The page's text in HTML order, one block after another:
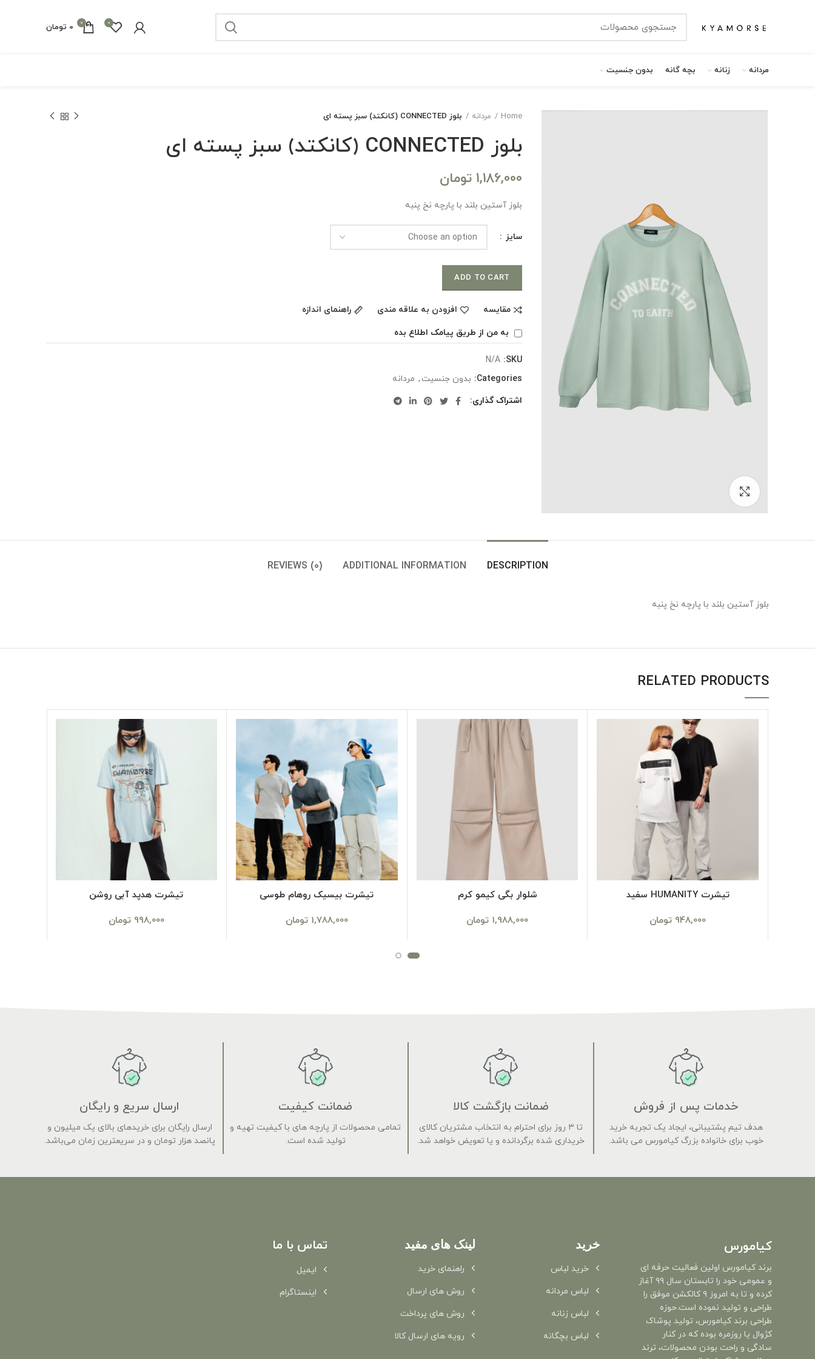
0
0
0 تومان
مردانه زنانه بچه گانه بدون جنسیت
Home مردانه بلوز CONNECTED (کانکتد) سبز پسته ای
بلوز CONNECTED (کانکتد) سبز پسته ای
1,186,000 تومان
بلوز آستین بلند با پارچه نخ پنبه
سایز
ADD TO CART
مقایسه افزودن به علاقه مندی
راهنمای اندازه
به من از طریق پیامک اطلاع بده
SKU:
N/A
Categories: بدون جنسیت , مردانه
اشتراک گذاری
DESCRIPTION
ADDITIONAL INFORMATION
REVIEWS (0)
بلوز آستین بلند با پارچه نخ پنبه
RELATED PRODUCTS
SELECT OPTIONSتیشرت HUMANITY سفید
948,000 تومان
SELECT OPTIONS
شلوار بگی کیمو کرم
1,988,000 تومان
SELECT OPTIONS
تیشرت بیسیک روهام طوسی
1,788,000 تومان
SELECT OPTIONS
تیشرت هدپد آبی روشن
998,000 تومان
خدمات پس از فروش
هدف تیم پشتیبانی، ایجاد یک تجربه خرید
خوب برای خانواده بزرگ کیامورس می باشد.
ضمانت بازگشت کالا
تا ۳ روز برای احترام به انتخاب مشتریان کالای
خریداری شده برگردانده و یا تعویض خواهد شد.
ضمانت کیفیت
تمامی محصولات از پارچه های با کیفیت تهیه و
تولید شده است.
ارسال سریع و رایگان
ارسال رایگان برای خریدهای بالای یک میلیون و
پانصد هزار تومان و در سریعترین زمان می‌باشد.
کیامورس
برند کیامورس اولین فعالیت حرفه ای
و عمومی خود را تابستان سال ۹۹ آغاز
کرده و تا به امروز ۹ کالکشن موفق را
طراحی و تولید نموده است.حوزه
طراحی برند کیامورس، تولید پوشاک
کژوال یا روزمره بوده که در کنار
سادگی و راحت بودن محصولات، ترند
خرید
خرید لباس
لباس مردانه
لباس زنانه
لباس بچگانه
لینک های مفید
راهنمای خرید
روش های ارسال
روش های پرداخت
رویه های ارسال کالا
تماس با ما
ایمیل
اینستاگرام